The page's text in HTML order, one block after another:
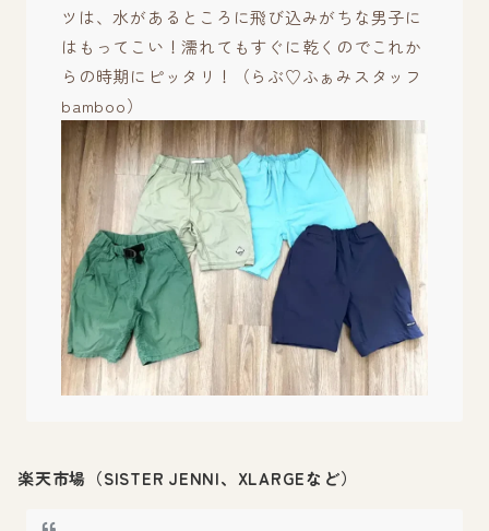
ツは、水があるところに飛び込みがちな男子に
はもってこい！濡れてもすぐに乾くのでこれか
らの時期にピッタリ！（らぶ♡ふぁみスタッフ
bamboo）
楽天市場（SISTER JENNI、XLARGEなど）